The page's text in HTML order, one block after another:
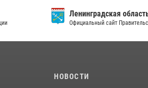
Ленинградская
Официальный сайт
НОВОСТИ